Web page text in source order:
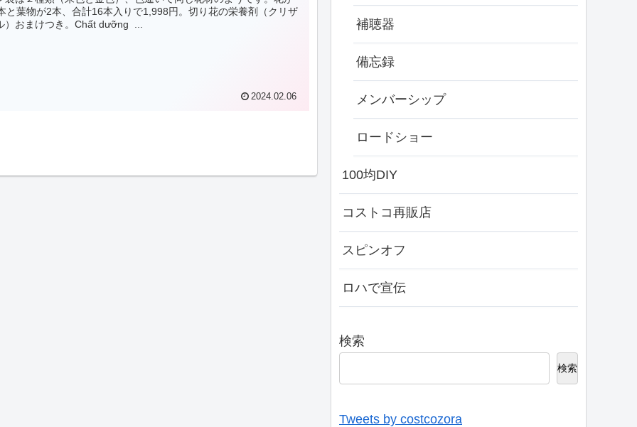
と葉物が2本、合計16本入りで1,998円。切り花の栄養剤（クリザ
）おまけつき。Chất dưỡng ...
2024.02.06
補聴器
備忘録
メンバーシップ
ロードショー
100均DIY
コストコ再販店
スピンオフ
ロハで宣伝
検索
検索
Tweets by costcozora